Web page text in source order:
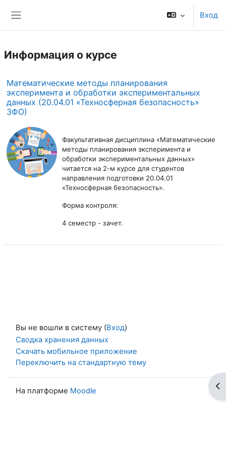
Вход
Информация о курсе
Математические методы планирования
эксперимента и обработки экспериментальных
данных (20.04.01 «Техносферная безопасность»
ЗФО)
Факультативная дисциплина «Математические
методы планирования эксперимента и
обработки экспериментальных данных»
читается на 2-м курсе для студентов
направления подготовки 20.04.01
«Техносферная безопасность».
Форма контроля:
4 семестр - зачет.
Вы не вошли в систему (Вход)
Сводка хранения данных
Скачать мобильное приложение
Переключить на стандартную тему
На платформе Moodle